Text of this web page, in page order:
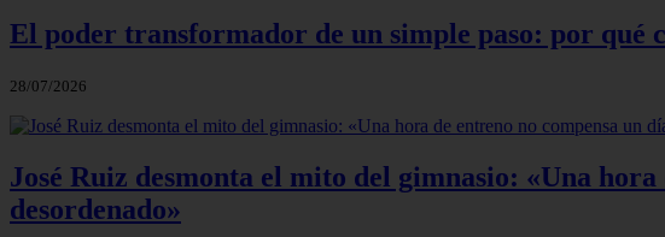
El poder transformador de un simple paso: por qué
28/07/2026
José Ruiz desmonta el mito del gimnasio: «Una
desordenado»